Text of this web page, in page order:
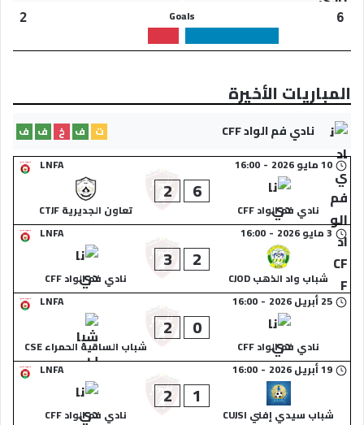
6
Goals
2
المباريات الأخيرة
نادي فم الواد CFF ت ف خ ف ف
LNFA
10 مايو 2026 -
16:00
نادي فم الواد CFF
6
2
تعاون الجديرية CTJF
LNFA
3 مايو 2026 -
16:00
شباب واد الذهب CJOD
2
3
نادي فم الواد CFF
LNFA
25 أبريل 2026 -
16:00
نادي فم الواد CFF
0
2
شباب الساقية الحمراء CSE
LNFA
19 أبريل 2026 -
16:00
شباب سيدي إفني CUJSI
1
2
نادي فم الواد CFF